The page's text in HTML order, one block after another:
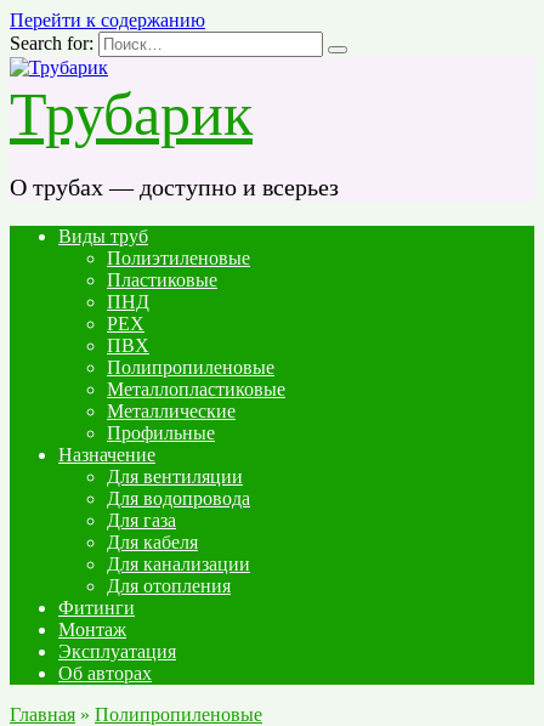
Перейти к содержанию
Search for:
Трубарик
О трубах — доступно и всерьез
Виды труб
Полиэтиленовые
Пластиковые
ПНД
PEX
ПВХ
Полипропиленовые
Металлопластиковые
Металлические
Профильные
Назначение
Для вентиляции
Для водопровода
Для газа
Для кабеля
Для канализации
Для отопления
Фитинги
Монтаж
Эксплуатация
Об авторах
Главная » Полипропиленовые